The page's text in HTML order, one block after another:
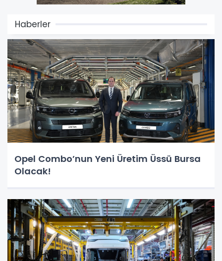
Haberler
Opel Combo’nun Yeni Üretim Üssü Bursa
Olacak!